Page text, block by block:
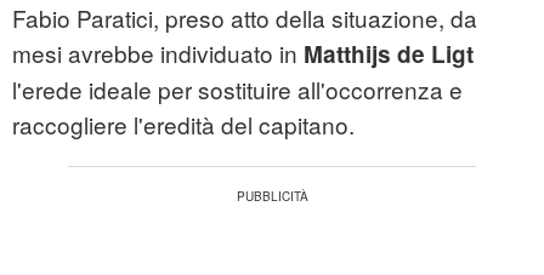
Fabio Paratici, preso atto della situazione, da
mesi avrebbe individuato in Matthijs de Ligt
l'erede ideale per sostituire all'occorrenza e
raccogliere l'eredità del capitano.